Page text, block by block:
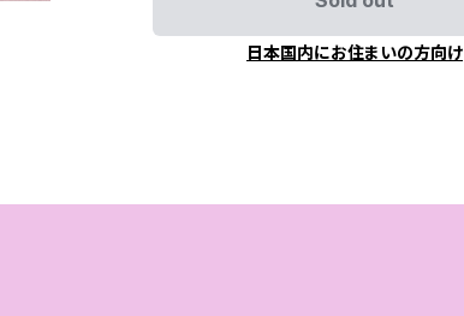
日本国内にお住まいの方向け